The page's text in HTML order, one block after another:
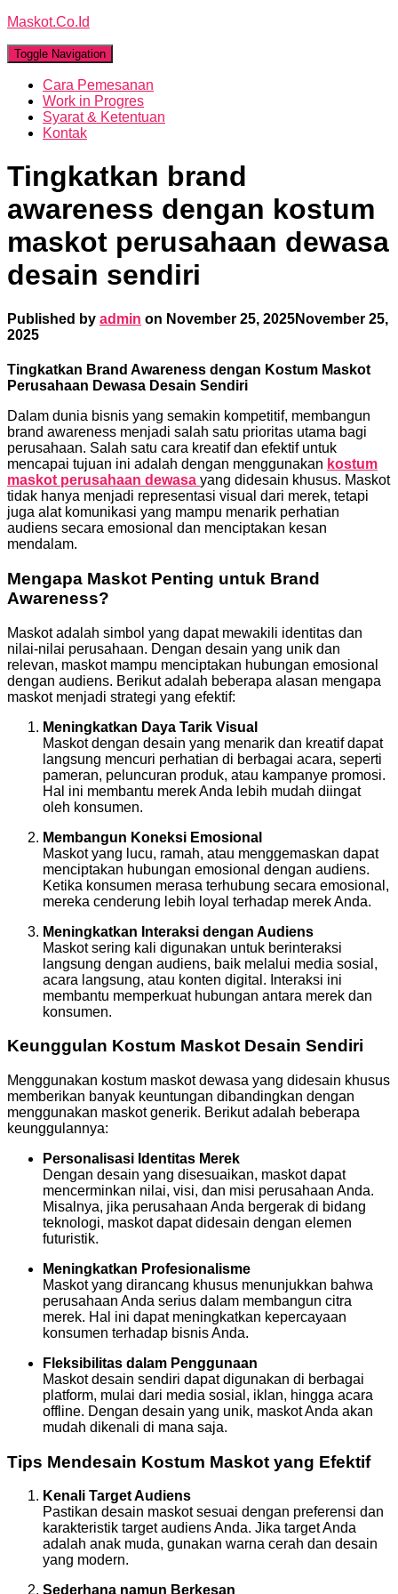
Maskot.Co.Id
Toggle Navigation
Cara Pemesanan
Work in Progres
Syarat & Ketentuan
Kontak
Tingkatkan brand
awareness dengan kostum
maskot perusahaan dewasa
desain sendiri
Published by admin on November 25, 2025November 25,
2025
Tingkatkan Brand Awareness dengan Kostum Maskot
Perusahaan Dewasa Desain Sendiri
Dalam dunia bisnis yang semakin kompetitif, membangun
brand awareness menjadi salah satu prioritas utama bagi
perusahaan. Salah satu cara kreatif dan efektif untuk
mencapai tujuan ini adalah dengan menggunakan kostum
maskot perusahaan dewasa yang didesain khusus. Maskot
tidak hanya menjadi representasi visual dari merek, tetapi
juga alat komunikasi yang mampu menarik perhatian
audiens secara emosional dan menciptakan kesan
mendalam.
Mengapa Maskot Penting untuk Brand
Awareness?
Maskot adalah simbol yang dapat mewakili identitas dan
nilai-nilai perusahaan. Dengan desain yang unik dan
relevan, maskot mampu menciptakan hubungan emosional
dengan audiens. Berikut adalah beberapa alasan mengapa
maskot menjadi strategi yang efektif:
Meningkatkan Daya Tarik Visual
Maskot dengan desain yang menarik dan kreatif dapat
langsung mencuri perhatian di berbagai acara, seperti
pameran, peluncuran produk, atau kampanye promosi.
Hal ini membantu merek Anda lebih mudah diingat
oleh konsumen.
Membangun Koneksi Emosional
Maskot yang lucu, ramah, atau menggemaskan dapat
menciptakan hubungan emosional dengan audiens.
Ketika konsumen merasa terhubung secara emosional,
mereka cenderung lebih loyal terhadap merek Anda.
Meningkatkan Interaksi dengan Audiens
Maskot sering kali digunakan untuk berinteraksi
langsung dengan audiens, baik melalui media sosial,
acara langsung, atau konten digital. Interaksi ini
membantu memperkuat hubungan antara merek dan
konsumen.
Keunggulan Kostum Maskot Desain Sendiri
Menggunakan kostum maskot dewasa yang didesain khusus
memberikan banyak keuntungan dibandingkan dengan
menggunakan maskot generik. Berikut adalah beberapa
keunggulannya:
Personalisasi Identitas Merek
Dengan desain yang disesuaikan, maskot dapat
mencerminkan nilai, visi, dan misi perusahaan Anda.
Misalnya, jika perusahaan Anda bergerak di bidang
teknologi, maskot dapat didesain dengan elemen
futuristik.
Meningkatkan Profesionalisme
Maskot yang dirancang khusus menunjukkan bahwa
perusahaan Anda serius dalam membangun citra
merek. Hal ini dapat meningkatkan kepercayaan
konsumen terhadap bisnis Anda.
Fleksibilitas dalam Penggunaan
Maskot desain sendiri dapat digunakan di berbagai
platform, mulai dari media sosial, iklan, hingga acara
offline. Dengan desain yang unik, maskot Anda akan
mudah dikenali di mana saja.
Tips Mendesain Kostum Maskot yang Efektif
Kenali Target Audiens
Pastikan desain maskot sesuai dengan preferensi dan
karakteristik target audiens Anda. Jika target Anda
adalah anak muda, gunakan warna cerah dan desain
yang modern.
Sederhana namun Berkesan